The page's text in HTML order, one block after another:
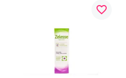
favorite_border